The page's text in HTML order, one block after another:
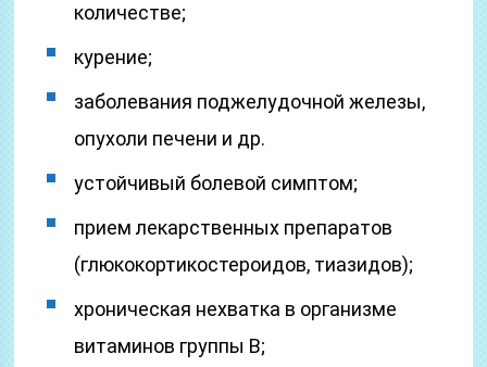
количестве;
курение;
заболевания поджелудочной железы,
опухоли печени и др.
устойчивый болевой симптом;
прием лекарственных препаратов
(глюкокортикостероидов, тиазидов);
хроническая нехватка в организме
витаминов группы В;